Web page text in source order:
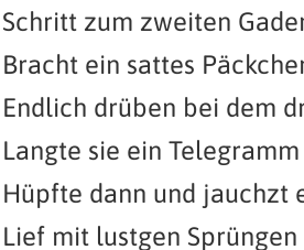
Schritt zum zweiten
Bracht ein sattes
Endlich drüben bei dem
Langte sie ein
Hüpfte dann und jauchzt
Lief mit lustgen Sprüngen